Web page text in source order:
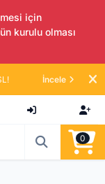
için
kurulu olması
İncele
0